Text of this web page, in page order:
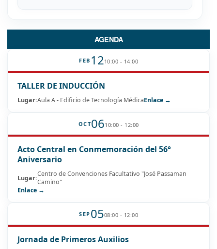
AGENDA
FEB 1210:00 - 14:00
TALLER DE INDUCCIÓN
Lugar:Aula A - Edificio de Tecnología MédicaEnlace →
OCT0610:00 - 12:00
Acto Central en Conmemoración del 56°
Aniversario
Lugar:Centro de Convenciones Facultativo "José Passaman
Camino"
Enlace →
SEP 0508:00 - 12:00
Jornada de Primeros Auxilios